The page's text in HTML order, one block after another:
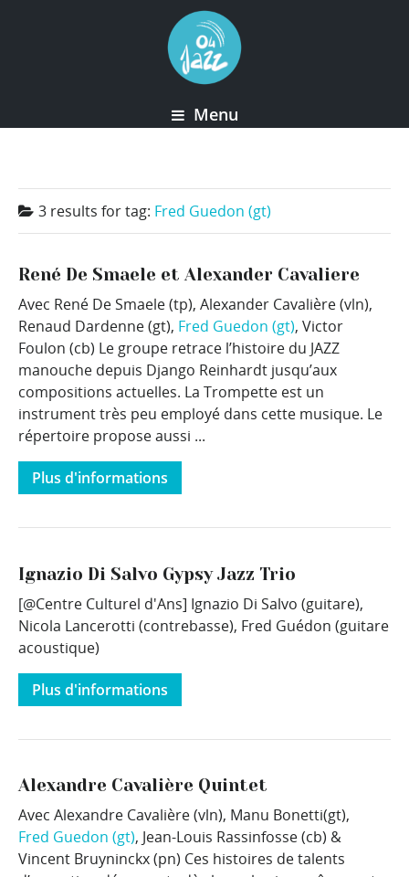
Menu
3 results fortag: Fred Guedon (gt)
René De Smaele et Alexander Cavaliere
Avec René De Smaele (tp), Alexander Cavalière (vln),
Renaud Dardenne (gt), Fred Guedon (gt), Victor
Foulon (cb) Le groupe retrace l’histoire du JAZZ
manouche depuis Django Reinhardt jusqu’aux
compositions actuelles. La Trompette est un
instrument très peu employé dans cette musique. Le
répertoire propose aussi ...
Plus d'informations
Ignazio Di Salvo Gypsy Jazz Trio
[@Centre Culturel d'Ans] Ignazio Di Salvo (guitare),
Nicola Lancerotti (contrebasse), Fred Guédon (guitare
acoustique)
Plus d'informations
Alexandre Cavalière Quintet
Avec Alexandre Cavalière (vln), Manu Bonetti(gt),
Fred Guedon (gt), Jean-Louis Rassinfosse (cb) &
Vincent Bruyninckx (pn) Ces histoires de talents